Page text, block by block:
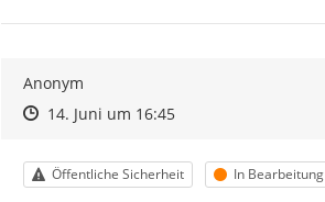
Anonym
Zeitpunkt des Erstellens
Zeitpunkt des Erstellens
14. Juni um 16:45Zur Äußerung
Kategorie
Öffentliche Sicherheit Status
In Bearbeitung